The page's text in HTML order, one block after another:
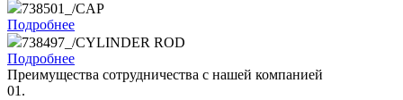
738501_/CAP
Подробнее
738497_/CYLINDER ROD
Подробнее
Преимущества сотрудничества с нашей компанией
01.